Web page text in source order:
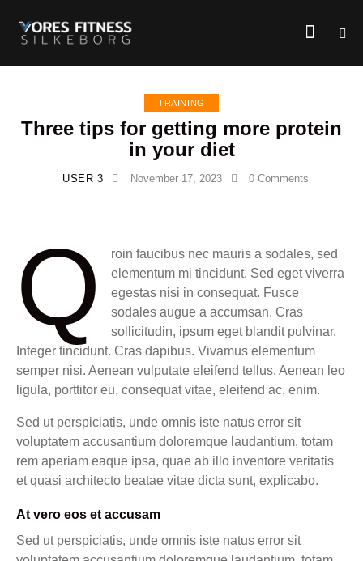
TRAINING
Three tips for getting more protein
in your diet
USER 3 November 17, 2023 0 Comments
Q
roin faucibus nec mauris a sodales, sed
elementum mi tincidunt. Sed eget viverra
egestas nisi in consequat. Fusce
sodales augue a accumsan. Cras
sollicitudin, ipsum eget blandit pulvinar.
Integer tincidunt. Cras dapibus. Vivamus elementum
semper nisi. Aenean vulputate eleifend tellus. Aenean leo
ligula, porttitor eu, consequat vitae, eleifend ac, enim.
Sed ut perspiciatis, unde omnis iste natus error sit
voluptatem accusantium doloremque laudantium, totam
rem aperiam eaque ipsa, quae ab illo inventore veritatis
et quasi architecto beatae vitae dicta sunt, explicabo.
At vero eos et accusam
Sed ut perspiciatis, unde omnis iste natus error sit